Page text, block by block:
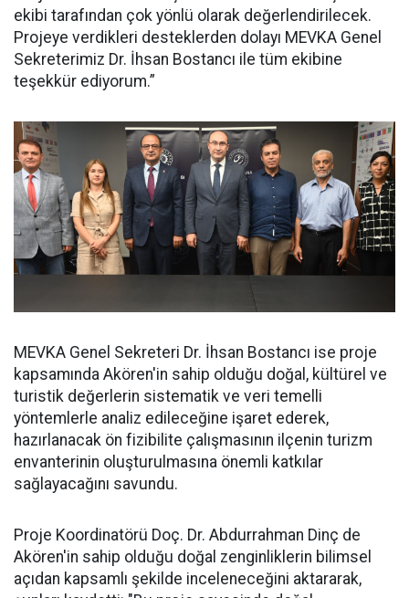
ekibi tarafından çok yönlü olarak değerlendirilecek.
Projeye verdikleri desteklerden dolayı MEVKA Genel
Sekreterimiz Dr. İhsan Bostancı ile tüm ekibine
teşekkür ediyorum.”
MEVKA Genel Sekreteri Dr. İhsan Bostancı ise proje
kapsamında Akören'in sahip olduğu doğal, kültürel ve
turistik değerlerin sistematik ve veri temelli
yöntemlerle analiz edileceğine işaret ederek,
hazırlanacak ön fizibilite çalışmasının ilçenin turizm
envanterinin oluşturulmasına önemli katkılar
sağlayacağını savundu.
Proje Koordinatörü Doç. Dr. Abdurrahman Dinç de
Akören'in sahip olduğu doğal zenginliklerin bilimsel
açıdan kapsamlı şekilde inceleneceğini aktararak,